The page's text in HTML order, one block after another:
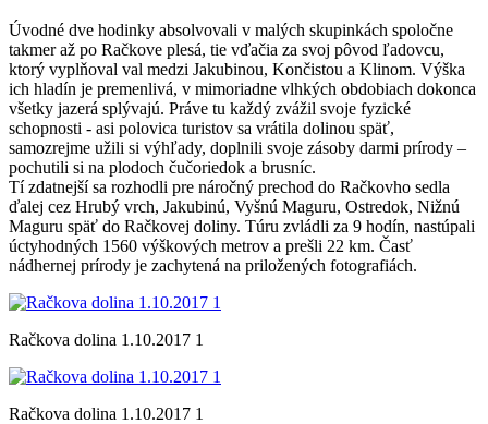
Úvodné dve hodinky absolvovali v malých skupinkách spoločne
takmer až po Račkove plesá, tie vďačia za svoj pôvod ľadovcu,
ktorý vyplňoval val medzi Jakubinou, Končistou a Klinom. Výška
ich hladín je premenlivá, v mimoriadne vlhkých obdobiach dokonca
všetky jazerá splývajú. Práve tu každý zvážil svoje fyzické
schopnosti - asi polovica turistov sa vrátila dolinou späť,
samozrejme užili si výhľady, doplnili svoje zásoby darmi prírody –
pochutili si na plodoch čučoriedok a brusníc.
Tí zdatnejší sa rozhodli pre náročný prechod do Račkovho sedla
ďalej cez Hrubý vrch, Jakubinú, Vyšnú Maguru, Ostredok, Nižnú
Maguru späť do Račkovej doliny. Túru zvládli za 9 hodín, nastúpali
úctyhodných 1560 výškových metrov a prešli 22 km. Časť
nádhernej prírody je zachytená na priložených fotografiách.
Račkova dolina 1.10.2017 1
Račkova dolina 1.10.2017 1